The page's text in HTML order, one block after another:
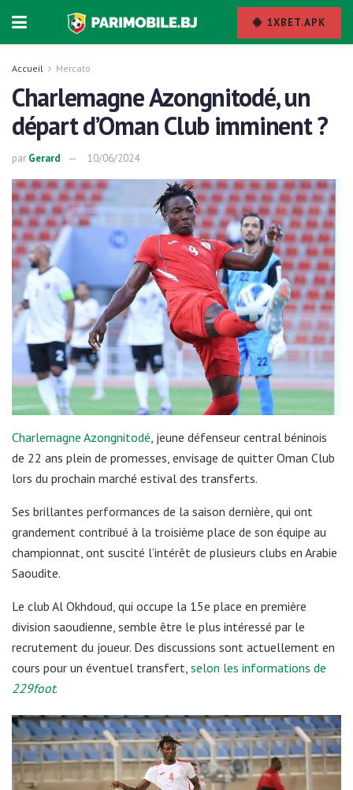
1XBET.APK
Accueil Mercato
Charlemagne Azongnitodé, un
départ d’Oman Club imminent ?
par Gerard 10/06/2024
Charlemagne Azongnitodé , jeune défenseur central béninois
de 22 ans plein de promesses, envisage de quitter Oman Club
lors du prochain marché estival des transferts.
Ses brillantes performances de la saison dernière, qui ont
grandement contribué à la troisième place de son équipe au
championnat, ont suscité l’intérêt de plusieurs clubs en Arabie
Saoudite.
Le club Al Okhdoud, qui occupe la 15e place en première
division saoudienne, semble être le plus intéressé par le
recrutement du joueur. Des discussions sont actuellement en
cours pour un éventuel transfert, selon les informations de
229foot.